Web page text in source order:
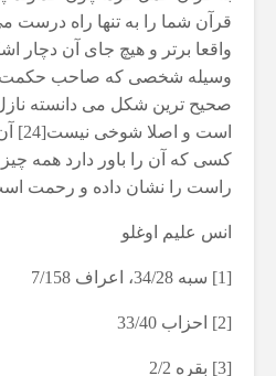
واقعا برتر و هیچ جای آن دچار
وسیله شخصی که صاحب حکمت
است و
کسی که آن را باور دارد همه
راست را نشان داده و رحمت
انس علیم اوغلو
[1] سبه 34/28، اعراف 7/158
[2] احزاب 33/40
[3] بقره 2/2